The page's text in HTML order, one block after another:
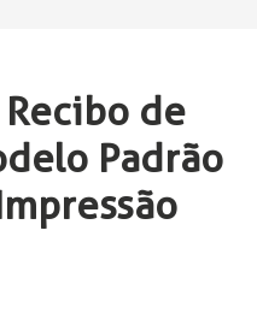
de
Padrão